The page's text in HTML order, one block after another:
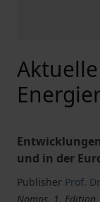
und in der
Publisher Prof.
Nomos, 1. Edition